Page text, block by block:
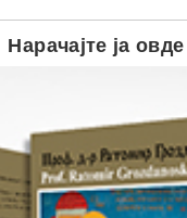
Нарачајте ја овде